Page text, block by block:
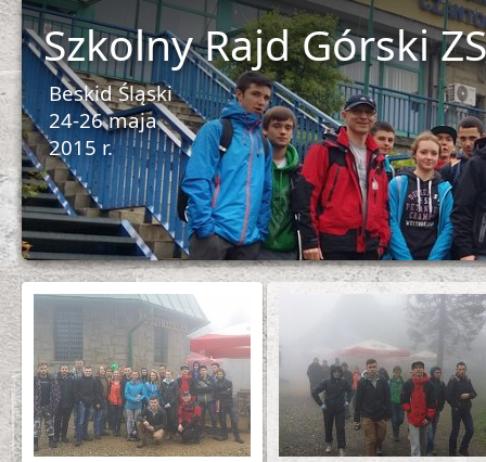
Szkolny Rajd Górski
Beskid Śląski
24-26 maja
2015 r.